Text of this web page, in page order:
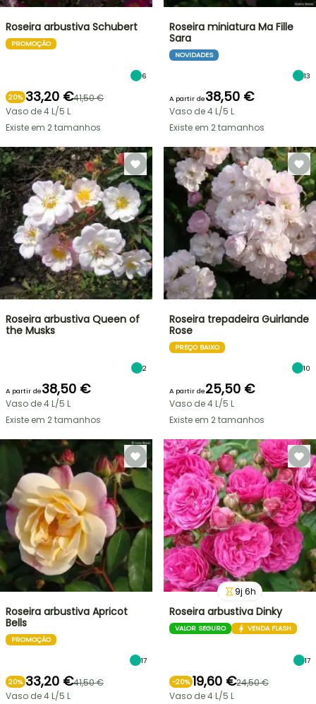
Roseira arbustiva Schubert
PROMOÇÃO
6
20% 33,20 €41,50 €
Vaso de 4 L/5 L
Existe em 2 tamanhos
Roseira miniatura Ma Fille
Sara
NOVIDADES
13
A partir de38,50 €
Vaso de 4 L/5 L
Existe em 2 tamanhos
Roseira arbustiva Queen of
the Musks
2
A partir de38,50 €
Vaso de 4 L/5 L
Existe em 2 tamanhos
Roseira trepadeira Guirlande
Rose
PREÇO BAIXO
10
A partir de25,50 €
Vaso de 4 L/5 L
Existe em 2 tamanhos
Roseira arbustiva Apricot
Bells
PROMOÇÃO
17
20% 33,20 €41,50 €
Vaso de 4 L/5 L
9j 6h
Roseira arbustiva Dinky
VALOR SEGURO VENDA FLASH
17
-20% 19,60 €24,50 €
Vaso de 4 L/5 L